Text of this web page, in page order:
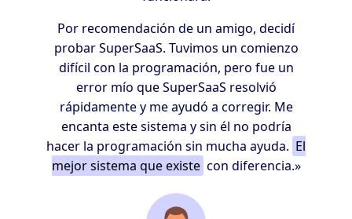
Por recomendación de un amigo, decidí
probar SuperSaaS. Tuvimos un comienzo
difícil con la programación, pero fue un
error mío que SuperSaaS resolvió
rápidamente y me ayudó a corregir. Me
encanta este sistema y sin él no podría
hacer la programación sin mucha ayuda. El
mejor sistema que existe con diferencia.»